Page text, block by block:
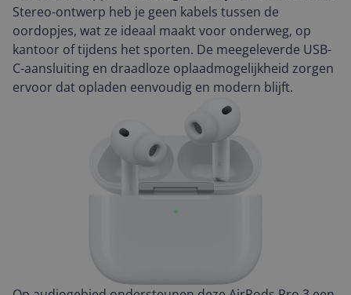
Stereo-ontwerp heb je geen kabels tussen de
oordopjes, wat ze ideaal maakt voor onderweg, op
kantoor of tijdens het sporten. De meegeleverde USB-
C-aansluiting en draadloze oplaadmogelijkheid zorgen
ervoor dat opladen eenvoudig en modern blijft.